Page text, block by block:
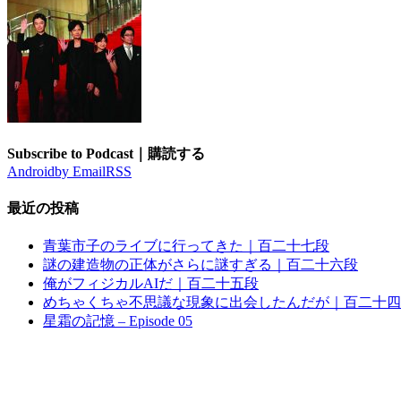
Subscribe to Podcast｜購読する
Androidby EmailRSS
最近の投稿
青葉市子のライブに行ってきた｜百二十七段
謎の建造物の正体がさらに謎すぎる｜百二十六段
俺がフィジカルAIだ｜百二十五段
めちゃくちゃ不思議な現象に出会したんだが｜百二十
星霜の記憶 – Episode 05